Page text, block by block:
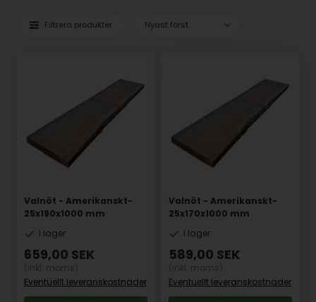
Filtrera produkter
Valnöt - Amerikanskt-
25x190x1000 mm
I lager
659,00 SEK
Eventuellt leveranskostnader
Valnöt - Amerikanskt-
25x170x1000 mm
I lager
589,00 SEK
Eventuellt leveranskostnader